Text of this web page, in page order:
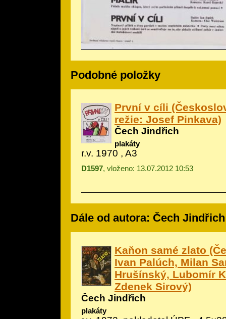
Podobné položky
První v cíli
režie: Josef Pinkava)
Čech Jindřich
plakáty
r.v. 1970 , A3
D1597, vloženo: 13.07.2012 10:53
Dále od autora: Čech Jindřich
Kaňon samé zlato
Ivan Palúch, Milan
Hrušínský, Lubomír
Zdenek Sirový)
Čech Jindřich
plakáty